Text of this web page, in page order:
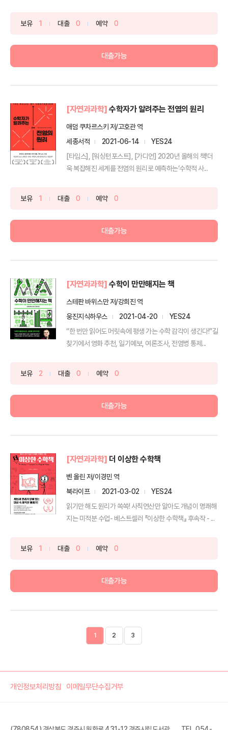
보유 1 대출 0 예약 0
대출가능
[자연과과학] 수학자가 알려주는 전염의 원리
애덤 쿠차르스키 저/고호관 역
세종서적
2021-06-14
YES24
[타임스], [워싱턴포스트], [가디언] 2020년 올해의 책!더
욱 복잡해진 세계를 전염의 원리로 예측하는‘수학적 사...
보유 1 대출 0 예약 0
대출가능
[자연과과학] 수학이 만만해지는 책
스테판 바위스만 저/강희진 역
웅진지식하우스
2021-04-20
YES24
“한 번만 읽어도 머릿속에 평생 가는 수학 감각이 생긴다!”길
찾기에서 영화 추천, 일기예보, 여론조사, 전염병 통제...
보유 2 대출 0 예약 0
대출가능
[자연과과학] 더 이상한 수학책
벤 올린 저/이경민 역
북라이프
2021-03-02
YES24
읽기만 해도 원리가 쏙쏙! 사칙연산만 알아도 개념이 명쾌해
지는 미적분 수업- 베스트셀러 『이상한 수학책』 후속작 - ...
보유 1 대출 0 예약 0
대출가능
1 2 3
개인정보처리방침 이메일무단수집거부